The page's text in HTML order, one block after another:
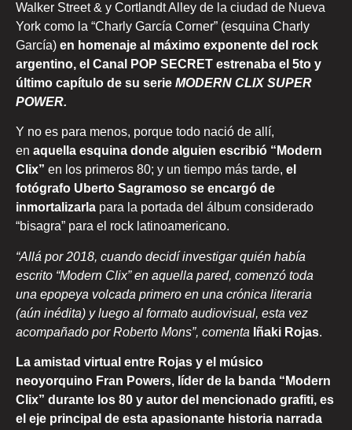
Walker Street & y Cortlandt Alley de la ciudad de Nueva
York como la “Charly García Corner” (esquina Charly
García) en homenaje al máximo exponente del rock
argentino, el Canal POP SECRET estrenaba el 5to y
último capítulo de su serie MODERN CLIX SUPER
POWER.
Y no es para menos, porque todo nació de allí,
en aquella esquina donde alguien escribió “Modern
Clix” en los primeros 80; y un tiempo más tarde, el
fotógrafo Uberto Sagramoso se encargó de
inmortalizarla para la portada del álbum considerado
“bisagra” para el rock latinoamericano.
“Allá por 2018, cuando decidí investigar quién había
escrito “Modern Clix” en aquella pared, comenzó toda
una epopeya volcada primero en una crónica literaria
(aún inédita) y luego al formato audiovisual, esta vez
acompañado por Roberto Mons”, comenta Iñaki Rojas.
La amistad virtual entre Rojas y el músico
neoyorquino Fran Powers, líder de la banda “Modern
Clix” durante los 80 y autor del mencionado grafiti, es
el eje principal de esta apasionante historia narrada